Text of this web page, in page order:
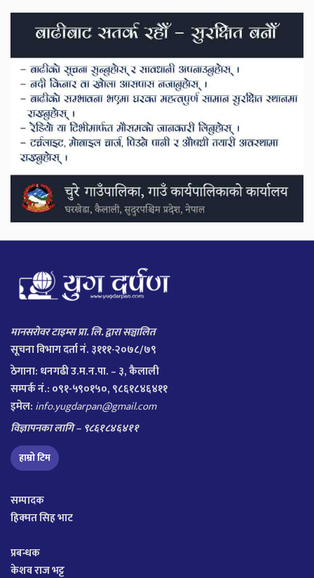
मानसरोवर टाइम्स प्रा. लि. द्वारा सञ्चालित
सूचना विभाग दर्ता नं. ३१११-२०७८/७९
ठेगाना: धनगढी उ.म.न.पा. – ३, कैलाली
सम्पर्क नं.: ०९१-५९०१५०, ९८६१८४६४११
इमेल: info.yugdarpan@gmail.com
विज्ञापनका लागि – ९८६१८४६४११
हाम्रो टिम
सम्पादक
हिक्मत सिह भाट
प्रबन्धक
केशव राज भट्ट